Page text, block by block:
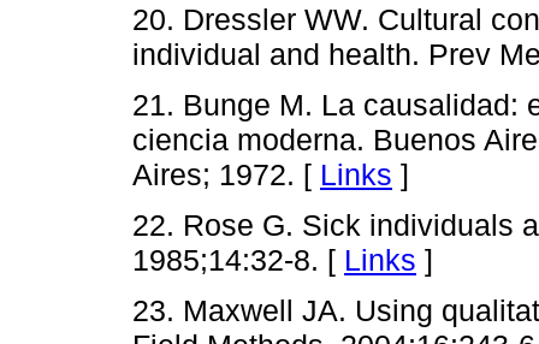
20. Dressler WW. Cultural
individual and health. Prev
21. Bunge M. La causalidad:
ciencia moderna. Buenos
Aires; 1972. [ Links ]
22. Rose G. Sick individuals
1985;14:32-8. [ Links ]
23. Maxwell JA. Using